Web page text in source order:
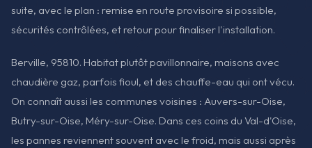
suite, avec le plan : remise en route provisoire si possible,
sécurités contrôlées, et retour pour finaliser l'installation.
Berville, 95810. Habitat plutôt pavillonnaire, maisons avec
chaudière gaz, parfois fioul, et des chauffe-eau qui ont vécu.
On connaît aussi les communes voisines : Auvers-sur-Oise,
Butry-sur-Oise, Méry-sur-Oise. Dans ces coins du Val-d'Oise,
les pannes reviennent souvent avec le froid, mais aussi après